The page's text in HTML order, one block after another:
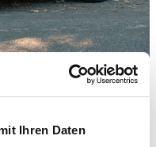
Ihren Daten
produced